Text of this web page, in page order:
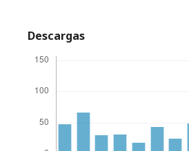
Descargas